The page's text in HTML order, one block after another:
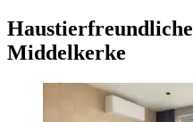
Middelkerke